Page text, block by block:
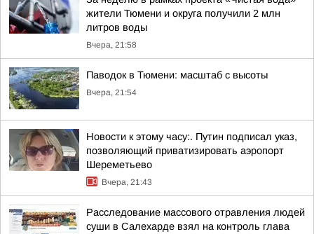
жители Тюмени и округа получили 2 млн
литров воды
Вчера, 21:58
Паводок в Тюмени: масштаб с высоты
Вчера, 21:54
Новости к этому часу:. Путин подписал указ,
позволяющий приватизировать аэропорт
Шереметьево
Вчера, 21:43
Расследование массового отравления людей
суши в Салехарде взял на контроль глава